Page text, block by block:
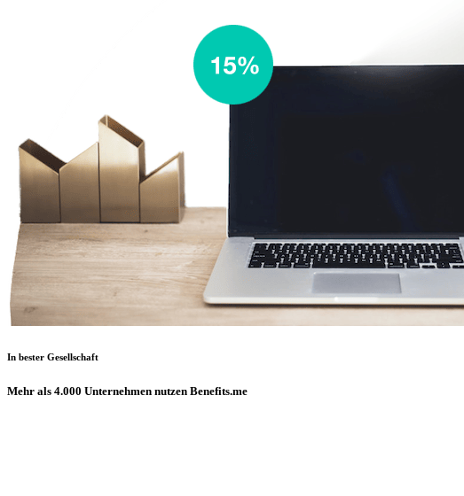
In bester Gesellschaft
Mehr als 4.000 Unternehmen nutzen Benefits.me